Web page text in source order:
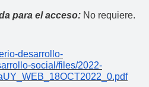
para el acceso: No requiere.
desarrollo-
social/files/2022-